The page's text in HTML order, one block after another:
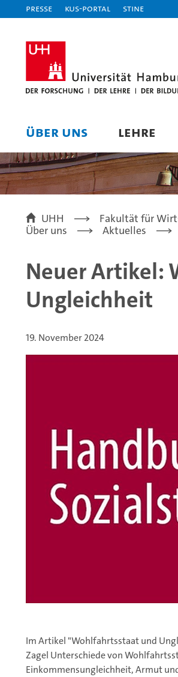
Presse KUS-Portal STiNE
ÜBER UNS LEHRE
UHH Fakultät für
Über uns
Aktuelles
Neuer Artikel:
Ungleichheit
19. November 2024
Im Artikel "Wohlfahrtsstaat und
Zagel Unterschiede von
Einkommensungleichheit, Armut